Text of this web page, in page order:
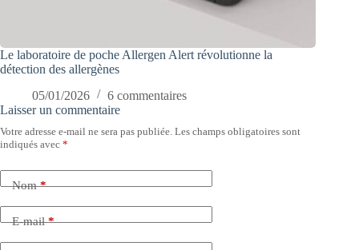
Le laboratoire de poche Allergen Alert révolutionne la
détection des allergènes
05/01/2026
6 commentaires
Laisser un commentaire
Votre adresse e-mail ne sera pas publiée. Les champs obligatoires sont
indiqués avec *
Nom*
E-mail*